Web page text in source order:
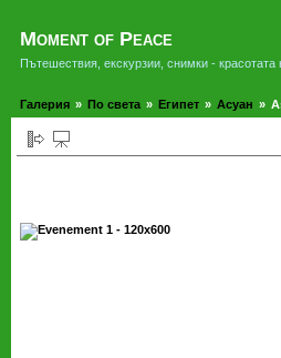
Moment of Peace
Пътешествия, екскурзии, снимки - красотата
Галерия » По света » Египет » Асуан »